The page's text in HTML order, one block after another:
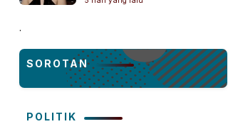
.
SOROTAN
POLITIK